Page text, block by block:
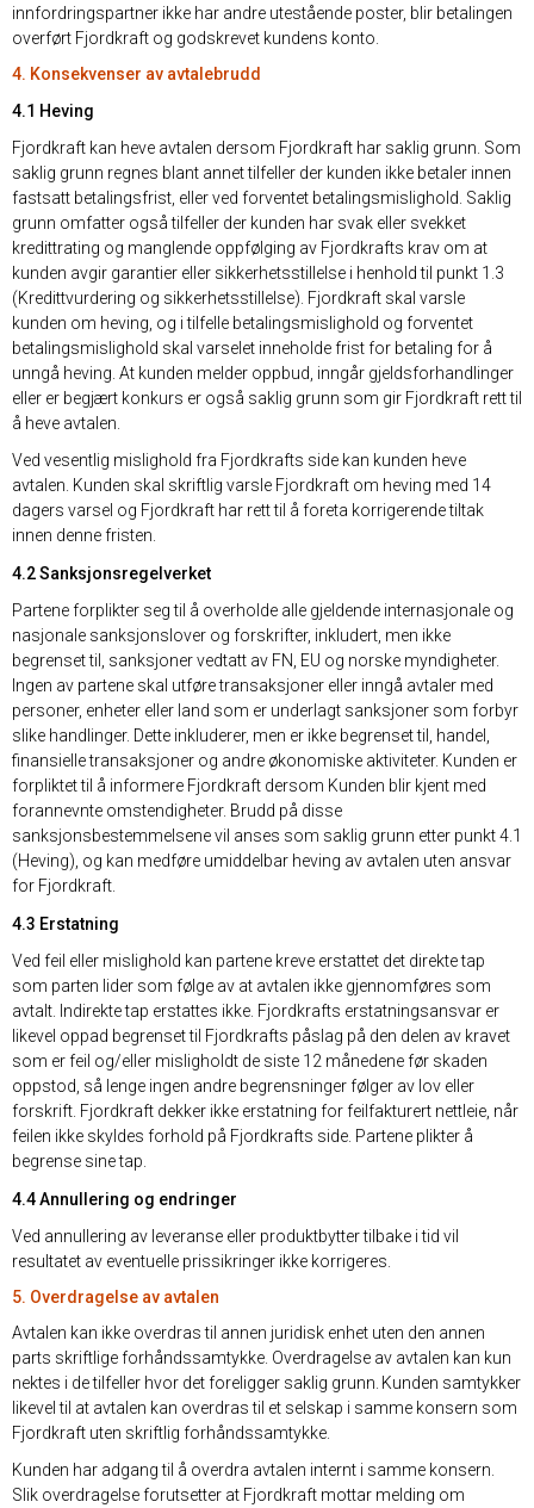
innfordringspartner ikke har andre utestående poster, blir betalingen
overført Fjordkraft og godskrevet kundens konto.
4. Konsekvenser av avtalebrudd
4.1 Heving
Fjordkraft kan heve avtalen dersom Fjordkraft har saklig grunn. Som
saklig grunn regnes blant annet tilfeller der kunden ikke betaler innen
fastsatt betalingsfrist, eller ved forventet betalingsmislighold. Saklig
grunn omfatter også tilfeller der kunden har svak eller svekket
kredittrating og manglende oppfølging av Fjordkrafts krav om at
kunden avgir garantier eller sikkerhetsstillelse i henhold til punkt 1.3
(Kredittvurdering og sikkerhetsstillelse). Fjordkraft skal varsle
kunden om heving, og i tilfelle betalingsmislighold og forventet
betalingsmislighold skal varselet inneholde frist for betaling for å
unngå heving. At kunden melder oppbud, inngår gjeldsforhandlinger
eller er begjært konkurs er også saklig grunn som gir Fjordkraft rett til
å heve avtalen.
Ved vesentlig mislighold fra Fjordkrafts side kan kunden heve
avtalen. Kunden skal skriftlig varsle Fjordkraft om heving med 14
dagers varsel og Fjordkraft har rett til å foreta korrigerende tiltak
innen denne fristen.
4.2 Sanksjonsregelverket
Partene forplikter seg til å overholde alle gjeldende internasjonale og
nasjonale sanksjonslover og forskrifter, inkludert, men ikke
begrenset til, sanksjoner vedtatt av FN, EU og norske myndigheter.
Ingen av partene skal utføre transaksjoner eller inngå avtaler med
personer, enheter eller land som er underlagt sanksjoner som forbyr
slike handlinger. Dette inkluderer, men er ikke begrenset til, handel,
finansielle transaksjoner og andre økonomiske aktiviteter. Kunden er
forpliktet til å informere Fjordkraft dersom Kunden blir kjent med
forannevnte omstendigheter. Brudd på disse
sanksjonsbestemmelsene vil anses som saklig grunn etter punkt 4.1
(Heving), og kan medføre umiddelbar heving av avtalen uten ansvar
for Fjordkraft.
4.3 Erstatning
Ved feil eller mislighold kan partene kreve erstattet det direkte tap
som parten lider som følge av at avtalen ikke gjennomføres som
avtalt. Indirekte tap erstattes ikke. Fjordkrafts erstatningsansvar er
likevel oppad begrenset til Fjordkrafts påslag på den delen av kravet
som er feil og/eller misligholdt de siste 12 månedene før skaden
oppstod, så lenge ingen andre begrensninger følger av lov eller
forskrift. Fjordkraft dekker ikke erstatning for feilfakturert nettleie, når
feilen ikke skyldes forhold på Fjordkrafts side. Partene plikter å
begrense sine tap.
4.4 Annullering og endringer
Ved annullering av leveranse eller produktbytter tilbake i tid vil
resultatet av eventuelle prissikringer ikke korrigeres.
5. Overdragelse av avtalen
Avtalen kan ikke overdras til annen juridisk enhet uten den annen
parts skriftlige forhåndssamtykke. Overdragelse av avtalen kan kun
nektes i de tilfeller hvor det foreligger saklig grunn. Kunden samtykker
likevel til at avtalen kan overdras til et selskap i samme konsern som
Fjordkraft uten skriftlig forhåndssamtykke.
Kunden har adgang til å overdra avtalen internt i samme konsern.
Slik overdragelse forutsetter at Fjordkraft mottar melding om